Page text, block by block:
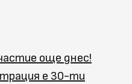
още днес!
е 30-ти